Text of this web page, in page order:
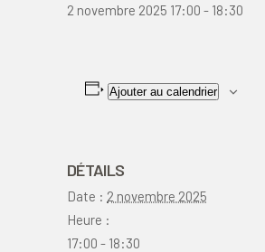
2 novembre 2025 17:00 - 18:30
Ajouter au calendrier
DÉTAILS
Date : 2 novembre 2025
Heure :
17:00 - 18:30